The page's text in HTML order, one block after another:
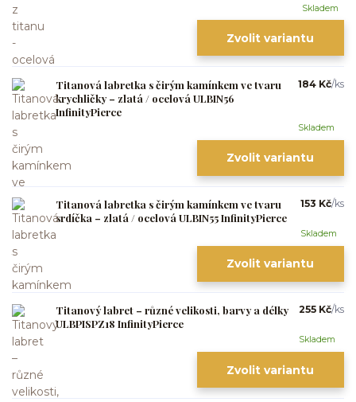
Skladem
Zvolit variantu
Titanová labretka s čirým kamínkem ve tvaru
krychličky – zlatá / ocelová ULBIN56
InfinityPierce
184 Kč/ks
Skladem
Zvolit variantu
Titanová labretka s čirým kamínkem ve tvaru
srdíčka – zlatá / ocelová ULBIN55 InfinityPierce
153 Kč/ks
Skladem
Zvolit variantu
Titanový labret – různé velikosti, barvy a délky
ULBPISPZ18 InfinityPierce
255 Kč/ks
Skladem
Zvolit variantu